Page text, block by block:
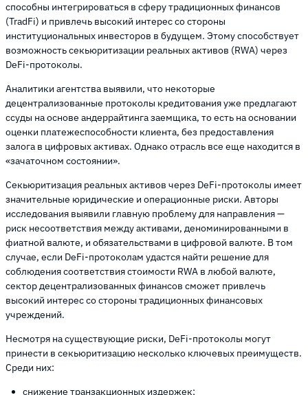
способны интегрироваться в сферу традиционных финансов
(TradFi) и привлечь высокий интерес со стороны
институциональных инвесторов в будущем. Этому способствует
возможность секьюритизации реальных активов (RWA) через
DeFi-протоколы.
Аналитики агентства выявили, что некоторые
децентрализованные протоколы кредитования уже предлагают
ссуды на основе андеррайтинга заемщика, то есть на основании
оценки платежеспособности клиента, без предоставления
залога в цифровых активах. Однако отрасль все еще находится в
«зачаточном состоянии».
Секьюритизация реальных активов через DeFi-протоколы имеет
значительные юридические и операционные риски. Авторы
исследования выявили главную проблему для направления —
риск несоответствия между активами, деноминированными в
фиатной валюте, и обязательствами в цифровой валюте. В том
случае, если DeFi-протоколам удастся найти решение для
соблюдения соответствия стоимости RWA в любой валюте,
сектор децентрализованных финансов сможет привлечь
высокий интерес со стороны традиционных финансовых
учреждений.
Несмотря на существующие риски, DeFi-протоколы могут
принести в секьюритизацию несколько ключевых преимуществ.
Среди них:
снижение транзакционных издержек;